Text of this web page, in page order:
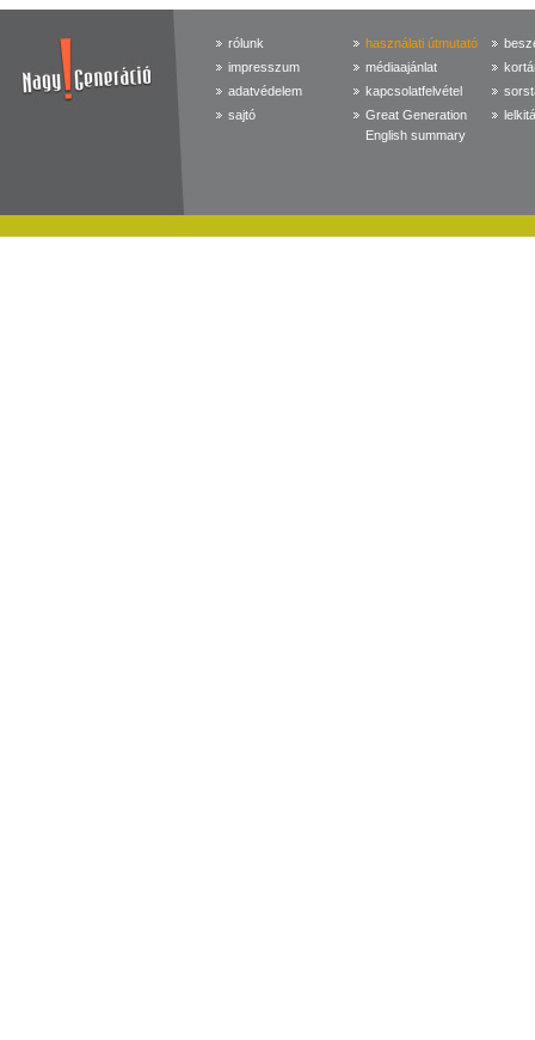
rólunk
impresszum
adatvédelem
sajtó
használati útmutató
médiaajánlat
kapcsolatfelvétel
Great Generation
English summary